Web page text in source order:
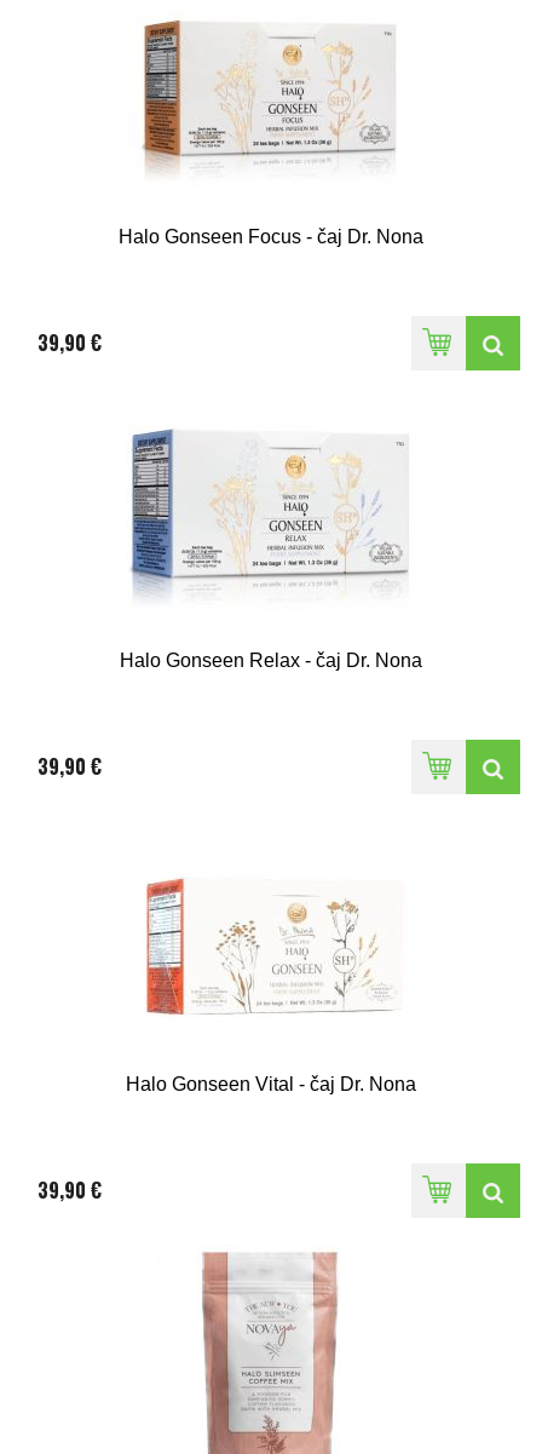
Halo Gonseen Focus - čaj Dr. Nona
39,90 €
Halo Gonseen Relax - čaj Dr. Nona
39,90 €
Halo Gonseen Vital - čaj Dr. Nona
39,90 €